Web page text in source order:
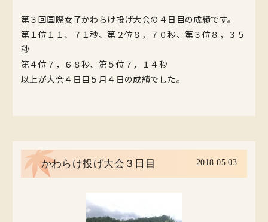
第３回国際女子かわらけ投げ大会の４日目の成績です。
第１位１１、７１秒、第２位８，７０秒、第３位８，３５
秒
第４位７，６８秒、第５位７，１４秒
以上が大会４日目５月４日の成績でした。
かわらけ投げ大会３日目 2018.05.03